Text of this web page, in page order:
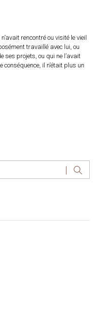
rencontré ou visité le vieil
travaillé avec lui, ou
ses projets, ou qui ne l’avait
il n’était plus un